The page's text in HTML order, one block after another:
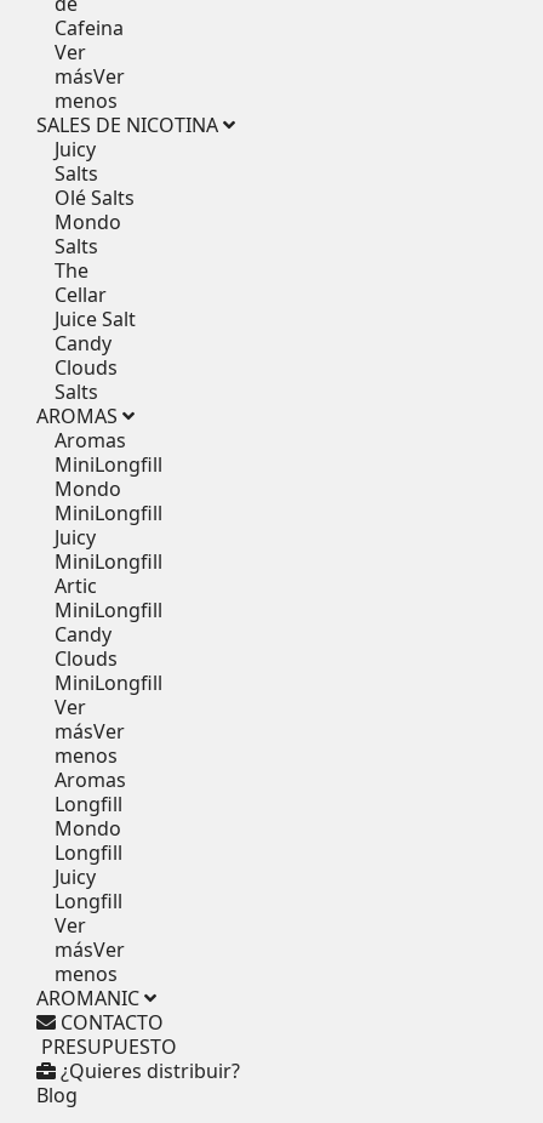
Cafeina
Ver
másVer
menos
SALES DE NICOTINA
Juicy
Salts
Olé Salts
Mondo
Salts
The
Cellar
Juice Salt
Candy
Clouds
Salts
AROMAS
Aromas
MiniLongfill
Mondo
MiniLongfill
Juicy
MiniLongfill
Artic
MiniLongfill
Candy
Clouds
MiniLongfill
Ver
másVer
menos
Aromas
Longfill
Mondo
Longfill
Juicy
Longfill
Ver
másVer
menos
AROMANIC
CONTACTO
PRESUPUESTO
¿Quieres distribuir?
Blog